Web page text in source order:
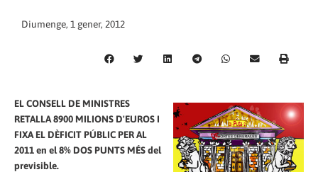
Diumenge, 1 gener, 2012
EL CONSELL DE MINISTRES
RETALLA 8900 MILIONS D'EUROS I
FIXA EL DÈFICIT PÚBLIC PER AL
2011 en el 8% DOS PUNTS MÉS del
previsible.